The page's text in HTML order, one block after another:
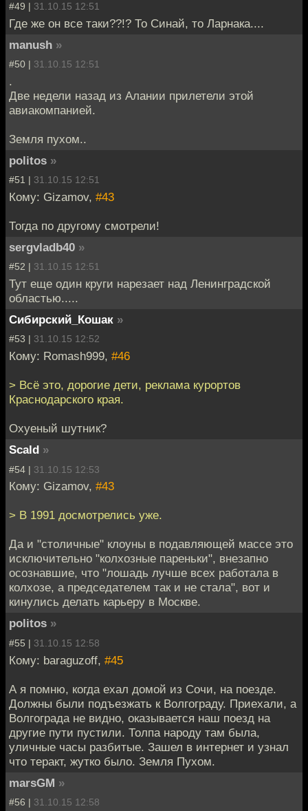
#49 | 31.10.15 12:51
Где же он все таки??!? То Синай, то Ларнака....
manush »
#50 | 31.10.15 12:51
.
Две недели назад из Алании прилетели этой
авиакомпанией.
Земля пухом..
politos »
#51 | 31.10.15 12:51
Кому: Gizamov, #43
Тогда по другому смотрели!
sergvladb40 »
#52 | 31.10.15 12:51
Тут еще один круги нарезает над Ленинградской
областью.....
Сибирский_Кошак »
#53 | 31.10.15 12:52
Кому: Romash999, #46
> Всё это, дорогие дети, реклама курортов
Краснодарского края.
Охуеный шутник?
Scald »
#54 | 31.10.15 12:53
Кому: Gizamov, #43
> В 1991 досмотрелись уже.
Да и "столичные" клоуны в подавляющей массе это
исключительно "колхозные пареньки", внезапно
осознавшие, что "лошадь лучше всех работала в
колхозе, а председателем так и не стала", вот и
кинулись делать карьеру в Москве.
politos »
#55 | 31.10.15 12:58
Кому: baraguzoff, #45
А я помню, когда ехал домой из Сочи, на поезде.
Должны были подъезжать к Волгограду. Приехали, а
Волгограда не видно, оказывается наш поезд на
другие пути пустили. Толпа народу там была,
уличные часы разбитые. Зашел в интернет и узнал
что теракт, жутко было. Земля Пухом.
marsGM »
#56 | 31.10.15 12:58